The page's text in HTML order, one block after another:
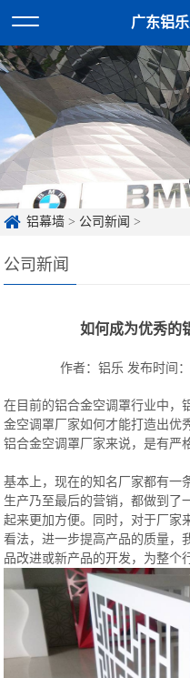
广东铝
铝幕墙 > 公司新闻 >
公司新闻
如何成为优秀的
作者：铝乐 发布时间
在目前的铝合金空调罩行业中，
金空调罩厂家如何才能打造出优
铝合金空调罩厂家来说，是有严
基本上，现在的知名厂家都有一
生产乃至最后的营销，都做到了
起来更加方便。同时，对于厂家
看法，进一步提高产品的质量，
品改进或新产品的开发，为整个